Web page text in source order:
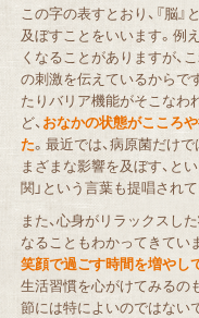
この字の表すとおり、『脳
及ぼすことをいいます。例
くなることがありますが、
の刺激を伝えているからで
たりバリア機能がそこなわ
ど、 おなかの状態がこころ
た。最近では、病原菌だけ
まざまな影響を及ぼす、と
関」という言葉も提唱され
また、心身がリラックスし
なることもわかってきてい
笑顔で過ごす時間を増やし
生活習慣を心がけてみるの
節には特によいのではない